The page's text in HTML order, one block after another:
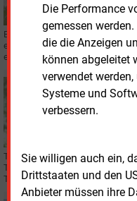
Die Performance
gemessen
die die Anzeigen
können abgeleitet
verwendet
Systeme und
verbessern.
Sie willigen auch ein,
Drittstaaten und den
Anbieter müssen ihre
Berechnungen der europäischen
eine Teilung Deutschlands in
einbrächte. Branchenvertreter
PERSONALIE
Vom COO
Tim Meyerjürgens wird zum
Tennet. Tennet Germany ist
Tennet mehr, sondern eine